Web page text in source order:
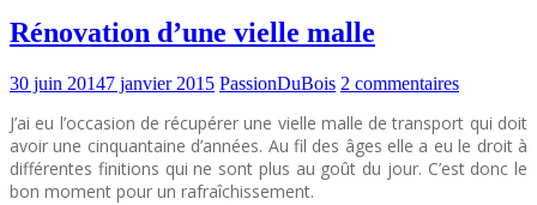
Rénovation d’une vielle malle
30 juin 20147 janvier 2015 PassionDuBois 2 commentaires
J’ai eu l’occasion de récupérer une vielle malle de transport qui doit
avoir une cinquantaine d’années. Au fil des âges elle a eu le droit à
différentes finitions qui ne sont plus au goût du jour. C’est donc le
bon moment pour un rafraîchissement.